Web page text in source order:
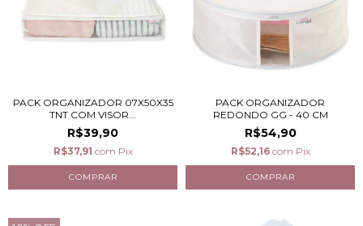
PACK ORGANIZADOR 07X50X35
TNT COM VISOR...
R$39,90
R$37,91 com Pix
PACK ORGANIZADOR
REDONDO GG - 40 CM
R$54,90
R$52,16 com Pix